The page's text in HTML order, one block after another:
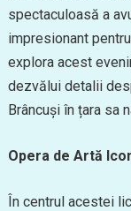
spectaculoasă a
impresionant
explora acest
dezvălui detalii
Brâncuși în țara sa
Opera de Artă
În centrul acestei